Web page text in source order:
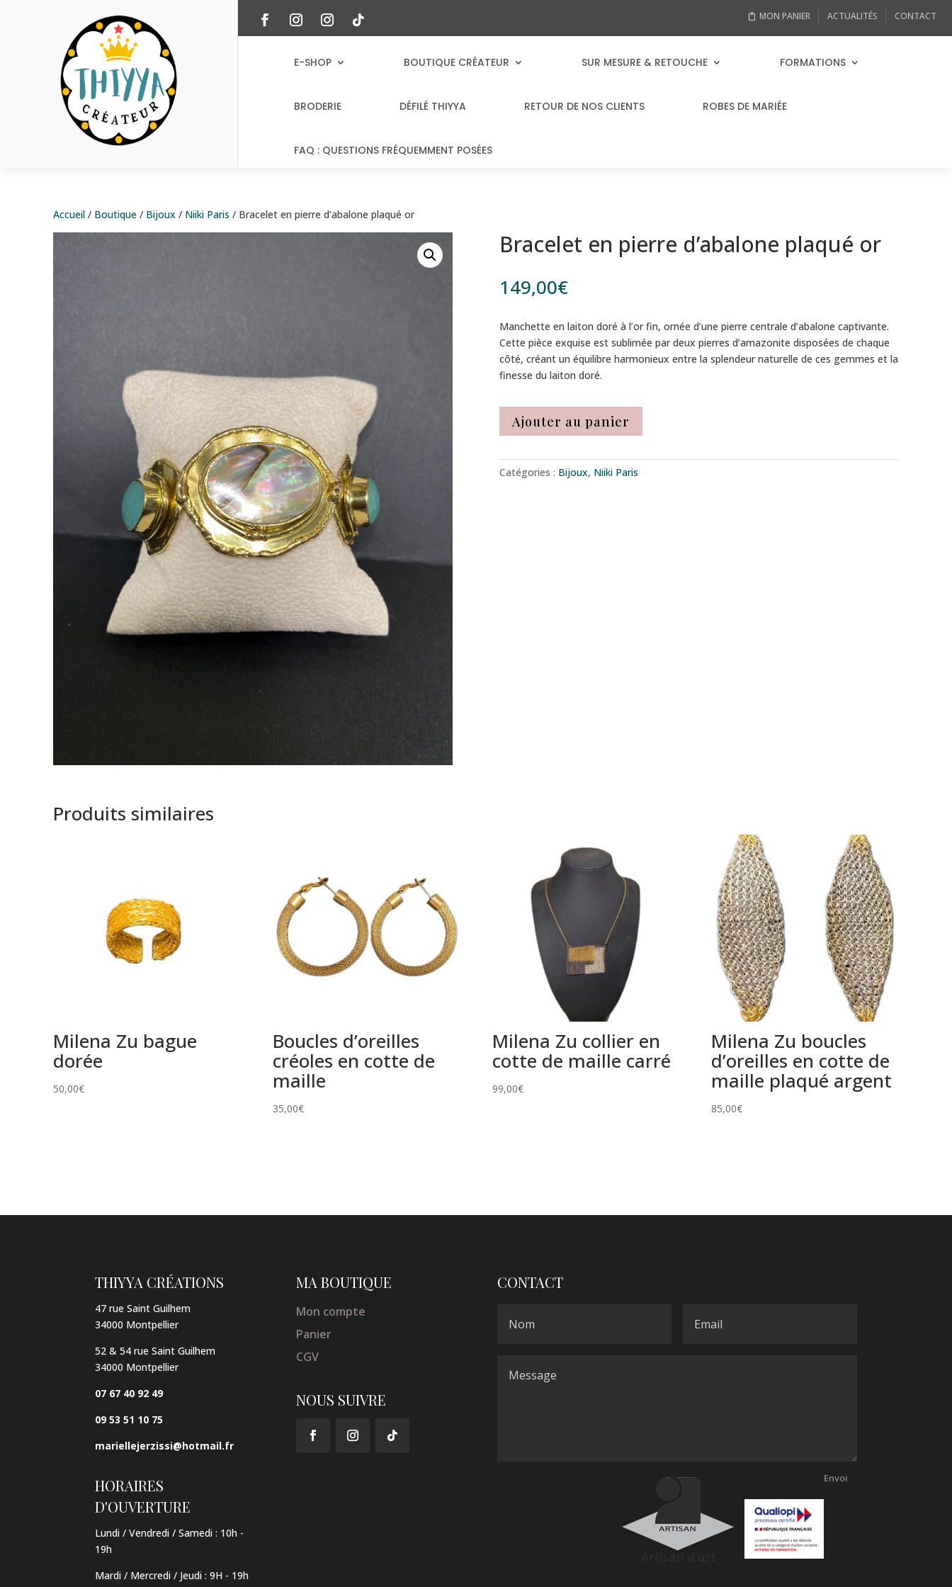
MON PANIER ACTUALITÉS CONTACT
E-SHOP BOUTIQUE CRÉATEUR SUR MESURE & RETOUCHE FORMATIONS
BRODERIE DÉFILÉ THIYYA RETOUR DE NOS CLIENTS ROBES DE MARIÉE
FAQ : QUESTIONS FRÉQUEMMENT POSÉES
Accueil / Boutique / Bijoux / Niiki Paris / Bracelet en pierre d’abalone plaqué or
Bracelet en pierre d’abalone plaqué or
149,00€
Manchette en laiton doré à l’or fin, ornée d’une pierre centrale d’abalone captivante.
Cette pièce exquise est sublimée par deux pierres d’amazonite disposées de chaque
côté, créant un équilibre harmonieux entre la splendeur naturelle de ces gemmes et la
finesse du laiton doré.
Ajouter au panier
Catégories : Bijoux, Niiki Paris
Produits similaires
Milena Zu bague
dorée
50,00€
Boucles d’oreilles
créoles en cotte de
maille
35,00€
Milena Zu collier en
cotte de maille carré
99,00€
Milena Zu boucles
d’oreilles en cotte de
maille plaqué argent
85,00€
THIYYA CRÉATIONS
47 rue Saint Guilhem
34000 Montpellier
52 & 54 rue Saint Guilhem
34000 Montpellier
07 67 40 92 49
09 53 51 10 75
mariellejerzissi@hotmail.fr
HORAIRES
D'OUVERTURE
Lundi / Vendredi / Samedi : 10h -
19h
Mardi / Mercredi / Jeudi:9H - 19h
MA BOUTIQUE
Mon compte
Panier
CGV
NOUS SUIVRE
CONTACT
Envoi